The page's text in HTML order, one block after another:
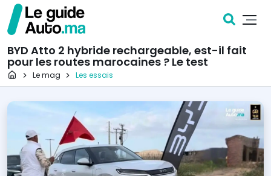
BYD Atto 2 hybride rechargeable, est-il fait
pour les routes marocaines ? Le test
Page d'accueil
Le mag Les essais